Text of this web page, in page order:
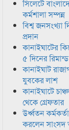
সিলেটে
কর্মশালা সম্পন্ন
বিশ্ব
প্রদান
কানাইঘাটের
৫ দিনের
কানাইঘাট
যুবকের লাশ
কানাইঘাটে
থেকে গ্রেফতার
উর্ধ্বতন
করলেন সাংসদ